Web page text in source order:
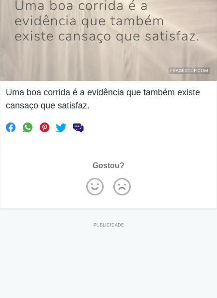
Uma boa corrida é a evidência que também existe
cansaço que satisfaz.
Gostou?